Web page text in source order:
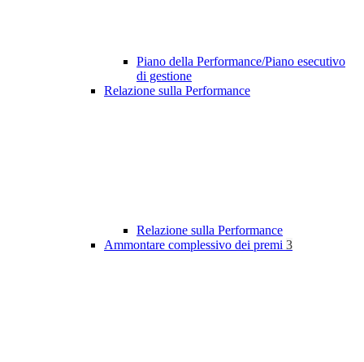
Piano della Performance/Piano esecutivo
di gestione
Relazione sulla Performance
Relazione sulla Performance
Ammontare complessivo dei premi 3